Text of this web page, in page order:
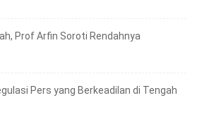
Prof Arfin Soroti Rendahnya
Pers yang Berkeadilan di Tengah